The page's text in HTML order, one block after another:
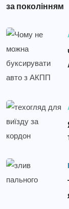
за поколінням